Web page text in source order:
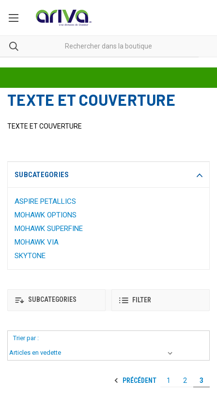
TEXTE ET COUVERTURE
TEXTE ET COUVERTURE
SUBCATEGORIES
ASPIRE PETALLICS
MOHAWK OPTIONS
MOHAWK SUPERFINE
MOHAWK VIA
SKYTONE
SUBCATEGORIES FILTER
Trier par :
PRÉCÉDENT 1 2 3